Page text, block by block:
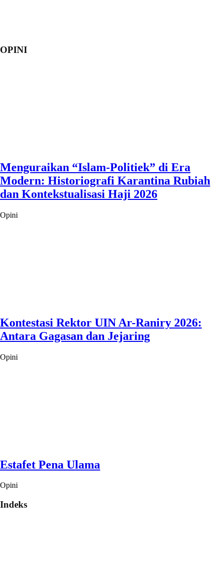
OPINI
Menguraikan “Islam-Politiek” di Era
Modern: Historiografi Karantina Rubiah
dan Kontekstualisasi Haji 2026
Opini
Kontestasi Rektor UIN Ar-Raniry 2026:
Antara Gagasan dan Jejaring
Opini
Estafet Pena Ulama
Opini
Indeks